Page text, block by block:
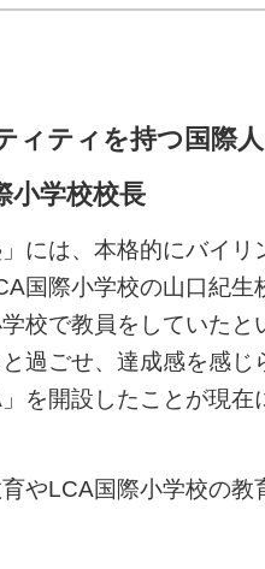
ィティを持つ国際
小学校校長
には、本格的にバイリ
国際小学校の山口紀生
校で教員をしていたと
過ごせ、達成感を感じ
を開設したことが現在
やLCA国際小学校の教